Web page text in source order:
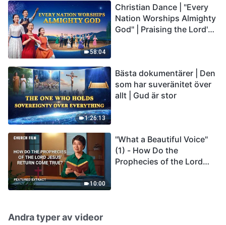
58:04
Christian Dance | "Every
Nation Worships Almighty
God" | Praising the Lord's
1:26:13
Bästa dokumentärer | Den
som har suveränitet över
allt | Gud är stor
10:00
"What a Beautiful Voice"
(1) - How Do the
Prophecies of the Lord
Andra typer av videor